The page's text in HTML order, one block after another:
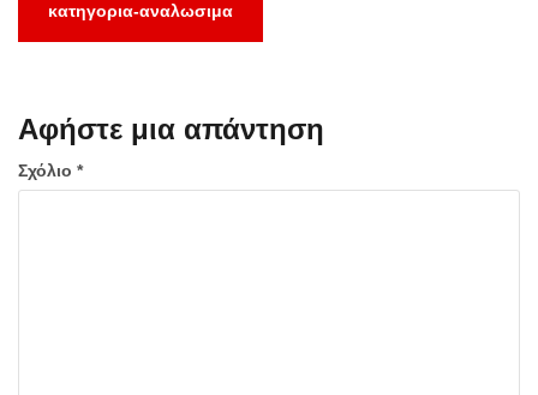
άρθρων
κατηγορια-αναλωσιμα
Αφήστε μια απάντηση
Σχόλιο *